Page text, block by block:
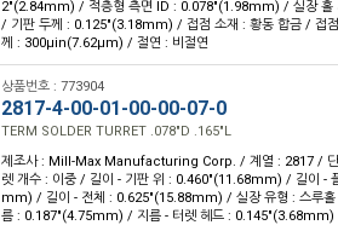
2"(2.84mm) / 적층형 측면 ID : 0.078"(1.98mm) / 실장
/ 기판 두께 : 0.125"(3.18mm) / 접점 소재 : 황동 합금 / 접
께 : 300µin(7.62µm) / 절연 : 비절연
상품번호 : 773904
2817-4-00-01-00-00-07-0
TERM SOLDER TURRET .078"D .165"L
제조사 : Mill-Max Manufacturing Corp. / 계열 : 2817 / 단
렛 개수 : 이중 / 길이 - 기판 위 : 0.460"(11.68mm) / 길이 -
mm) / 길이 - 전체 : 0.625"(15.88mm) / 실장 유형 : 스루홀
름 : 0.187"(4.75mm) / 지름 - 터렛 헤드 : 0.145"(3.68mm)